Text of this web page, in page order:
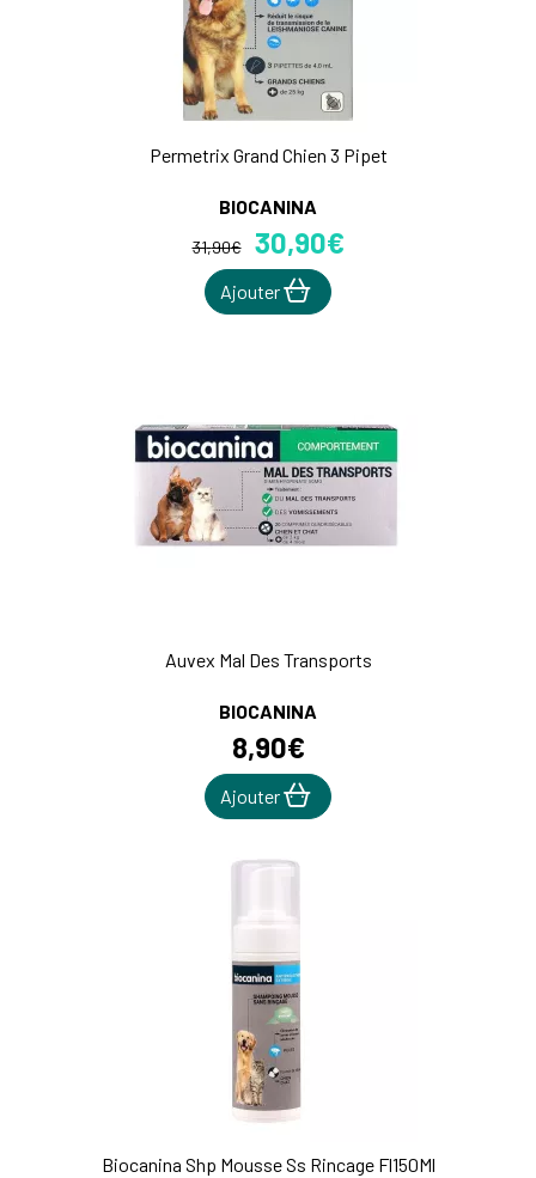
Permetrix Grand Chien 3 Pipet
BIOCANINA
31,90€ 30,90€
Ajouter
Auvex Mal Des Transports
BIOCANINA
8,90€
Ajouter
Biocanina Shp Mousse Ss Rincage Fl150Ml